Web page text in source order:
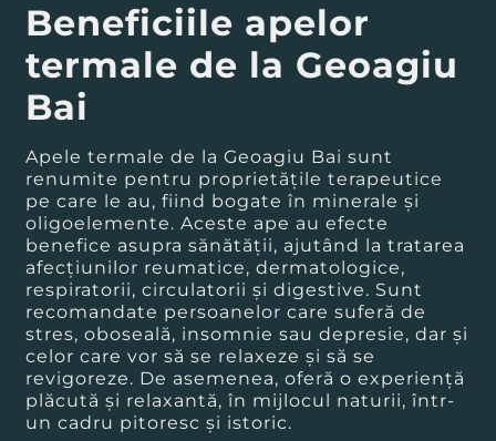
Beneficiile apelor
termale de la Geoagiu
Bai
Apele termale de la Geoagiu Bai sunt
renumite pentru proprietăţile terapeutice
pe care le au, fiind bogate în minerale şi
oligoelemente. Aceste ape au efecte
benefice asupra sănătăţii, ajutând la tratarea
afecţiunilor reumatice, dermatologice,
respiratorii, circulatorii şi digestive. Sunt
recomandate persoanelor care suferă de
stres, oboseală, insomnie sau depresie, dar şi
celor care vor să se relaxeze şi să se
revigoreze. De asemenea, oferă o experienţă
plăcută şi relaxantă, în mijlocul naturii, într-
un cadru pitoresc şi istoric.